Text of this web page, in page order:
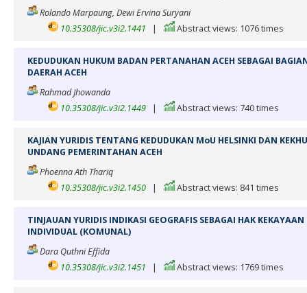
Rolando Marpaung, Dewi Ervina Suryani
10.35308/jic.v3i2.1441
| Abstract views: 1076 times
KEDUDUKAN HUKUM BADAN PERTANAHAN ACEH SEBAGAI
DAERAH ACEH
Rahmad Jhowanda
10.35308/jic.v3i2.1449
| Abstract views: 740 times
KAJIAN YURIDIS TENTANG KEDUDUKAN MoU HELSINKI DAN
UNDANG PEMERINTAHAN ACEH
Phoenna Ath Thariq
10.35308/jic.v3i2.1450
| Abstract views: 841 times
TINJAUAN YURIDIS INDIKASI GEOGRAFIS SEBAGAI HAK
INDIVIDUAL (KOMUNAL)
Dara Quthni Effida
10.35308/jic.v3i2.1451
| Abstract views: 1769 times